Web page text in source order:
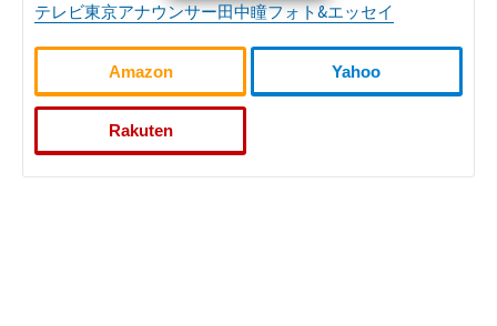
テレビ東京アナウンサー田中瞳フォト&エッセイ
Amazon Yahoo
Rakuten